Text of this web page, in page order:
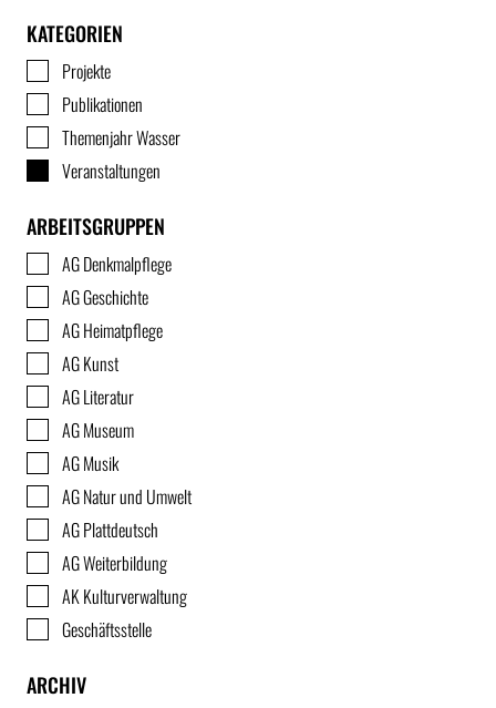
KATEGORIEN
Projekte
Publikationen
Themenjahr Wasser
Veranstaltungen
ARBEITSGRUPPEN
AG Denkmalpflege
AG Geschichte
AG Heimatpflege
AG Kunst
AG Literatur
AG Museum
AG Musik
AG Natur und Umwelt
AG Plattdeutsch
AG Weiterbildung
AK Kulturverwaltung
Geschäftsstelle
ARCHIV